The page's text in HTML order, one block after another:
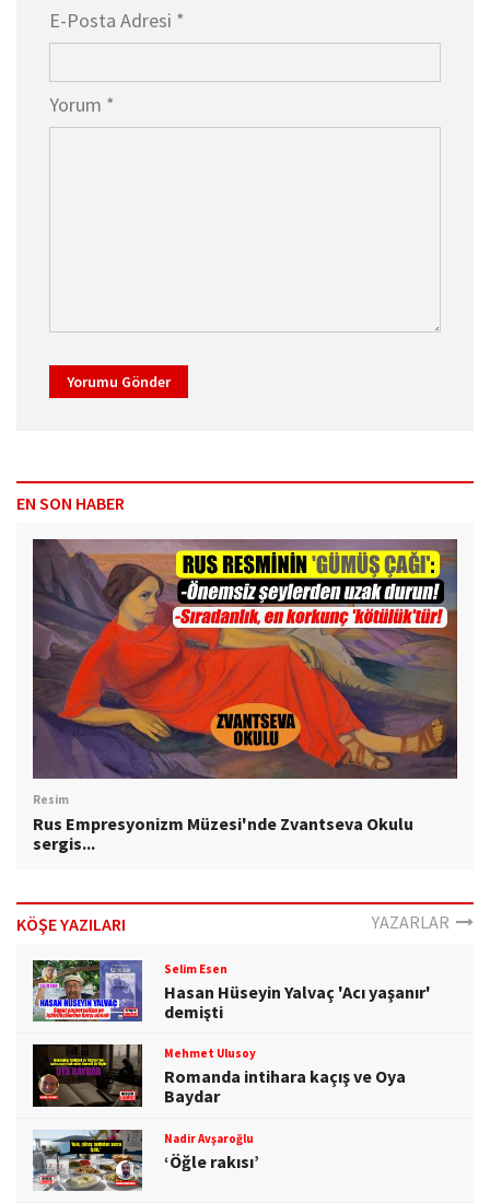
E-Posta Adresi *
Yorum *
Yorumu Gönder
EN SON HABER
Resim
Rus Empresyonizm Müzesi'nde Zvantseva Okulu
sergis...
KÖŞE YAZILARI YAZARLAR
Selim Esen
Hasan Hüseyin Yalvaç 'Acı yaşanır'
demişti
Mehmet Ulusoy
Romanda intihara kaçış ve Oya
Baydar
Nadir Avşaroğlu
‘Öğle rakısı’